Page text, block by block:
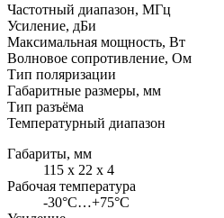
Частотный диапазон, МГц
Усиление, дБи
Максимальная мощность, Вт
Волновое сопротивление, Ом
Тип поляризации
Габаритные размеры, мм
Тип разъёма
Температурный диапазон
Габариты, мм
115 х 22 х 4
Рабочая температура
-30°C…+75°C